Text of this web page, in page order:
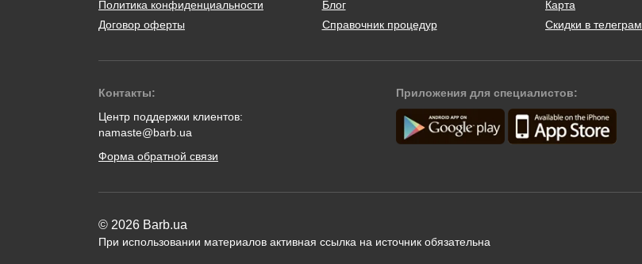
Политика конфиденциальности
Договор оферты
Блог
Справочник процедур
Карта
Скидки в телеграм
Контакты:
Центр поддержки клиентов:
namaste@barb.ua
Форма обратной связи
Приложения для специалистов:
© 2026 Barb.ua
При использовании материалов активная ссылка на источник обязательна